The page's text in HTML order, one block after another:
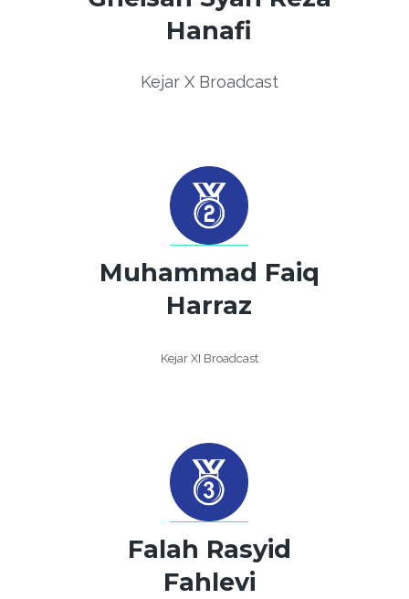
Hanafi
Kejar X Broadcast
Muhammad Faiq
Harraz
Kejar XI Broadcast
Falah Rasyid
Fahlevi